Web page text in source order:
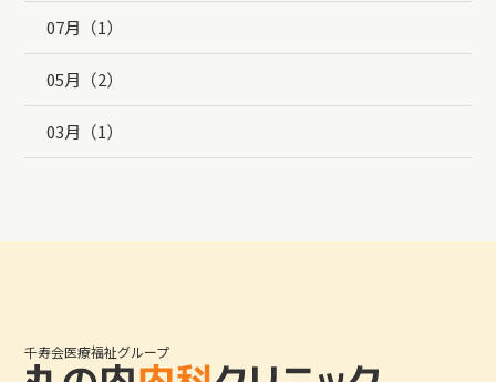
07月（1）
05月（2）
03月（1）
千寿会医療福祉グループ